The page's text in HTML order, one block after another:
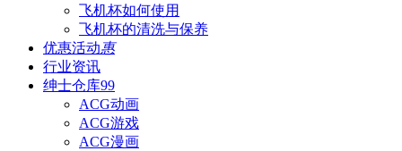
飞机杯如何使用
飞机杯的清洗与保养
优惠活动惠
行业资讯
绅士仓库99
ACG动画
ACG游戏
ACG漫画